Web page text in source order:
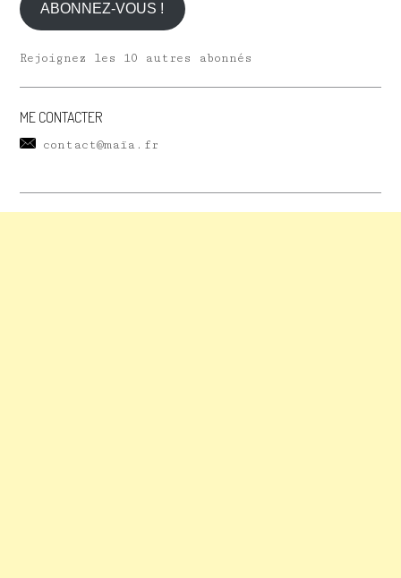
ABONNEZ-VOUS !
Rejoignez les 10 autres abonnés
ME CONTACTER
contact@maïa.fr